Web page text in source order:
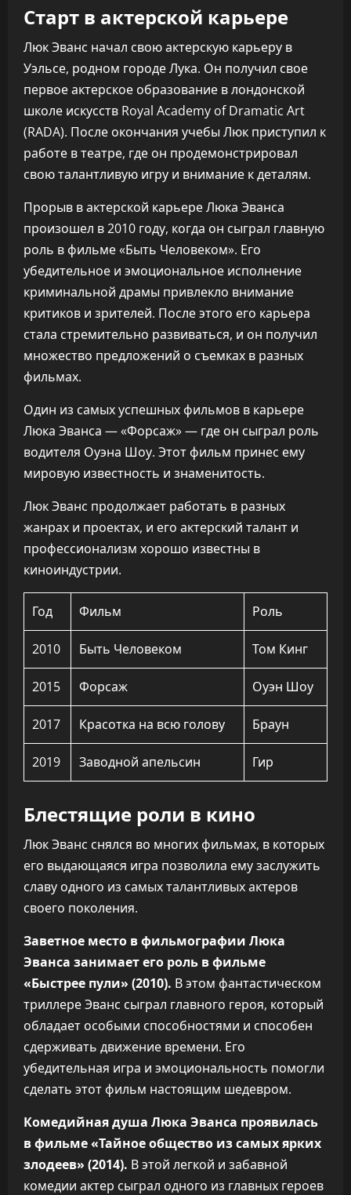
Старт в актерской карьере
Люк Эванс начал свою актерскую карьеру в
Уэльсе, родном городе Лука. Он получил свое
первое актерское образование в лондонской
школе искусств Royal Academy of Dramatic Art
(RADA). После окончания учебы Люк приступил к
работе в театре, где он продемонстрировал
свою талантливую игру и внимание к деталям.
Прорыв в актерской карьере Люка Эванса
произошел в 2010 году, когда он сыграл главную
роль в фильме «Быть Человеком». Его
убедительное и эмоциональное исполнение
криминальной драмы привлекло внимание
критиков и зрителей. После этого его карьера
стала стремительно развиваться, и он получил
множество предложений о съемках в разных
фильмах.
Один из самых успешных фильмов в карьере
Люка Эванса — «Форсаж» — где он сыграл роль
водителя Оуэна Шоу. Этот фильм принес ему
мировую известность и знаменитость.
Люк Эванс продолжает работать в разных
жанрах и проектах, и его актерский талант и
профессионализм хорошо известны в
киноиндустрии.
Год Фильм Роль
2010 Быть Человеком Том Кинг
2015 Форсаж Оуэн Шоу
2017 Красотка на всю голову Браун
2019 Заводной апельсин Гир
Блестящие роли в кино
Люк Эванс снялся во многих фильмах, в которых
его выдающаяся игра позволила ему заслужить
славу одного из самых талантливых актеров
своего поколения.
Заветное место в фильмографии Люка
Эванса занимает его роль в фильме
«Быстрее пули» (2010). В этом фантастическом
триллере Эванс сыграл главного героя, который
обладает особыми способностями и способен
сдерживать движение времени. Его
убедительная игра и эмоциональность помогли
сделать этот фильм настоящим шедевром.
Комедийная душа Люка Эванса проявилась
в фильме «Тайное общество из самых ярких
злодеев» (2014). В этой легкой и забавной
комедии актер сыграл одного из главных героев